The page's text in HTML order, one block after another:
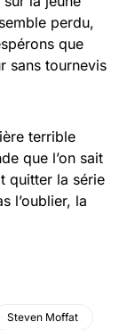
perdu,
que
sans tournevis
terrible
que l’on sait
quitter la série
l’oublier, la
Steven Moffat